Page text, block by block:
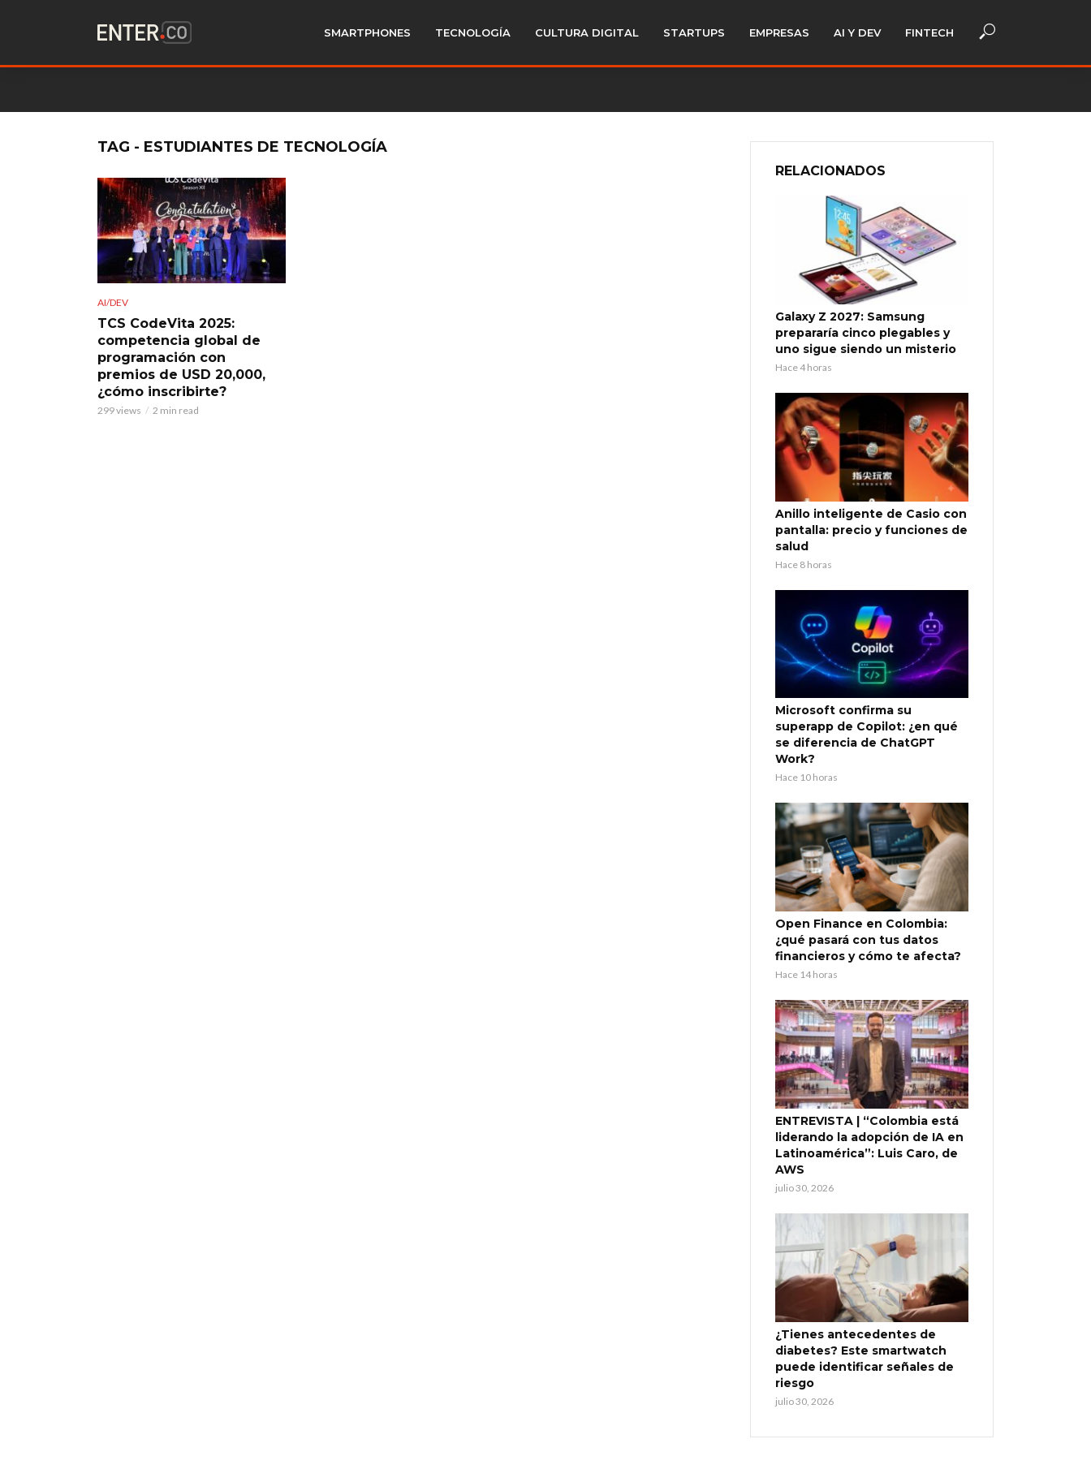
SMARTPHONES TECNOLOGÍA CULTURA DIGITAL STARTUPS EMPRESAS AI Y DEV FINTECH
TAG - ESTUDIANTES DE TECNOLOGÍA
AI/DEV
TCS CodeVita 2025:
competencia global de
programación con
premios de USD 20,000,
¿cómo inscribirte?
299 views 2 min read
RELACIONADOS
Galaxy Z 2027: Samsung
prepararía cinco plegables y
uno sigue siendo un misterio
Hace 4 horas
Anillo inteligente de Casio con
pantalla: precio y funciones de
salud
Hace 8 horas
Microsoft confirma su
superapp de Copilot: ¿en qué
se diferencia de ChatGPT
Work?
Hace 10 horas
Open Finance en Colombia:
¿qué pasará con tus datos
financieros y cómo te afecta?
Hace 14 horas
ENTREVISTA | “Colombia está
liderando la adopción de IA en
Latinoamérica”: Luis Caro, de
AWS
julio 30, 2026
¿Tienes antecedentes de
diabetes? Este smartwatch
puede identificar señales de
riesgo
julio 30, 2026